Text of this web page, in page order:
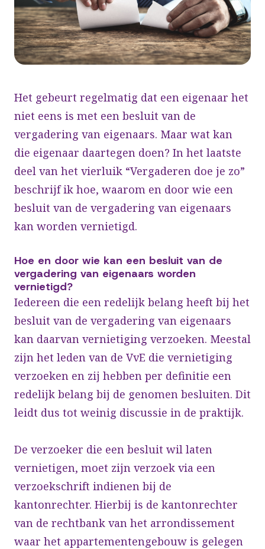
Het gebeurt regelmatig dat een eigenaar het
niet eens is met een besluit van de
vergadering van eigenaars. Maar wat kan
die eigenaar daartegen doen? In het laatste
deel van het vierluik “Vergaderen doe je zo”
beschrijf ik hoe, waarom en door wie een
besluit van de vergadering van eigenaars
kan worden vernietigd.
Hoe en door wie kan een besluit van de
vergadering van eigenaars worden
vernietigd?
Iedereen die een redelijk belang heeft bij het
besluit van de vergadering van eigenaars
kan daarvan vernietiging verzoeken. Meestal
zijn het leden van de VvE die vernietiging
verzoeken en zij hebben per definitie een
redelijk belang bij de genomen besluiten. Dit
leidt dus tot weinig discussie in de praktijk.
De verzoeker die een besluit wil laten
vernietigen, moet zijn verzoek via een
verzoekschrift indienen bij de
kantonrechter. Hierbij is de kantonrechter
van de rechtbank van het arrondissement
waar het appartementengebouw is gelegen